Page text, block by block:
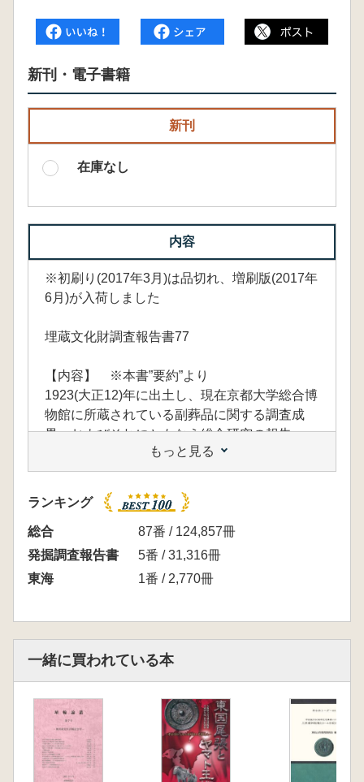
新刊・電子書籍
新刊
在庫なし
内容
※初刷り(2017年3月)は品切れ、増刷版(2017年
6月)が入荷しました
埋蔵文化財調査報告書77
【内容】 ※本書”要約”より
1923(大正12)年に出土し、現在京都大学総合博
物館に所蔵されている副葬品に関する調査成
果、およびそれにともなう総合研究の報告
深谷淳 阪口英毅 馬渕一輝 藤井康隆 鈴木
一有 松崎友理 片山健太郎 齋藤努 岡田文
男 塚本敏夫 高橋克壽
【目次】
第1章 経緯と経過
第2章 位置と環境
第4節 2005(平成17)年以降の名古屋市教育委
第4章 副葬品の調査
第1節 副葬品の品目と数
第2節鏡鑑
五鈴鏡
もっと見る
ランキング
総合
87番 / 124,857冊
発掘調査報告書
5番 / 31,316冊
東海
1番 / 2,770冊
一緒に買われている本